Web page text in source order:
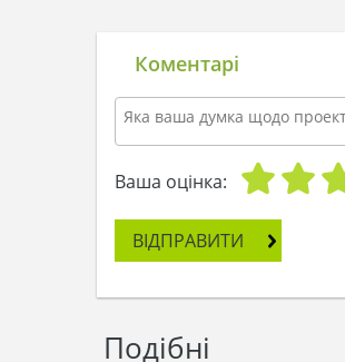
Коментарі
Ваша оцінка:
ВІДПРАВИТИ
Подібні